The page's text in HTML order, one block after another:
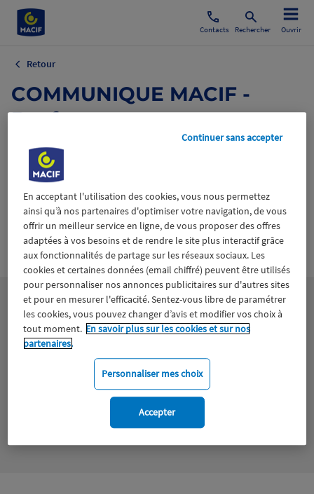
Contacts Rechercher Ouvrir
Retour
COMMUNIQUE MACIF -
Beyfortus
4 septembre 2025
Certifié avec
Wiztrust
trusted
sources
Tous droits réservés
Télécharger le fichier
En acceptant l'utilisation des cookies, vous nous permettez
ainsi qu’à nos partenaires d'optimiser votre navigation, de vous
offrir un meilleur service en ligne, de vous proposer des offres
adaptées à vos besoins et de rendre le site plus interactif grâce
aux fonctionnalités de partage sur les réseaux sociaux. Les
cookies et certaines données (email chiffré) peuvent être utilisés
pour personnaliser nos annonces publicitaires sur d'autres sites
et pour en mesurer l'efficacité. Sentez-vous libre de paramétrer
les cookies, vous pouvez changer d’avis et modifier vos choix à
tout moment. En savoir plus sur les cookies et sur nos
partenaires.
Personnaliser mes choix
Continuer sans accepter
Accepter